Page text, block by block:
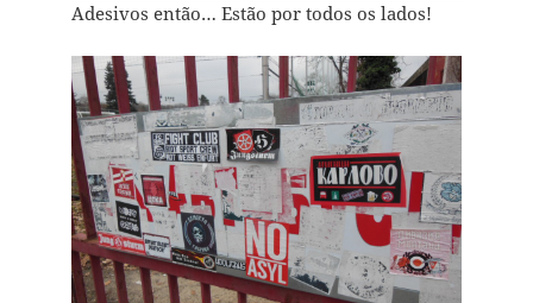
Adesivos então… Estão por todos os lados!